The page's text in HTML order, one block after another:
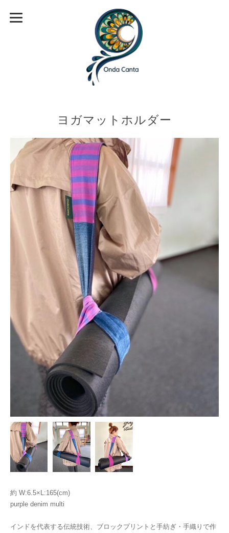
ヨガマットホルダー
約 W:6.5×L:165(cm)
purple denim multi
インドを代表する伝統技術、ブロックプリントと手紡ぎ・手織りで作